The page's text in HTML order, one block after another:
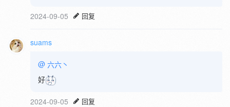
2024-09-05 回复
suams
@ 六六丶
好
2024-09-05 回复